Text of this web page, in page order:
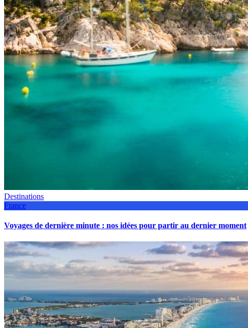
Destinations
France
Voyages de dernière minute : nos idées pour partir au dernier moment